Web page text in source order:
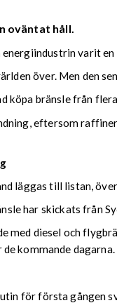
oväntat håll.
varit en
över. Men den
köpa bränsle från
eftersom
läggas till listan,
har skickats från
med diesel och
kommande dagarna.
för första gången